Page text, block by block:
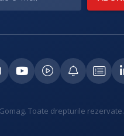
Toate drepturile rezervate.